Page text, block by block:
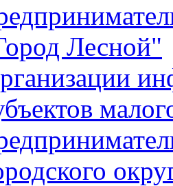
Лесной"